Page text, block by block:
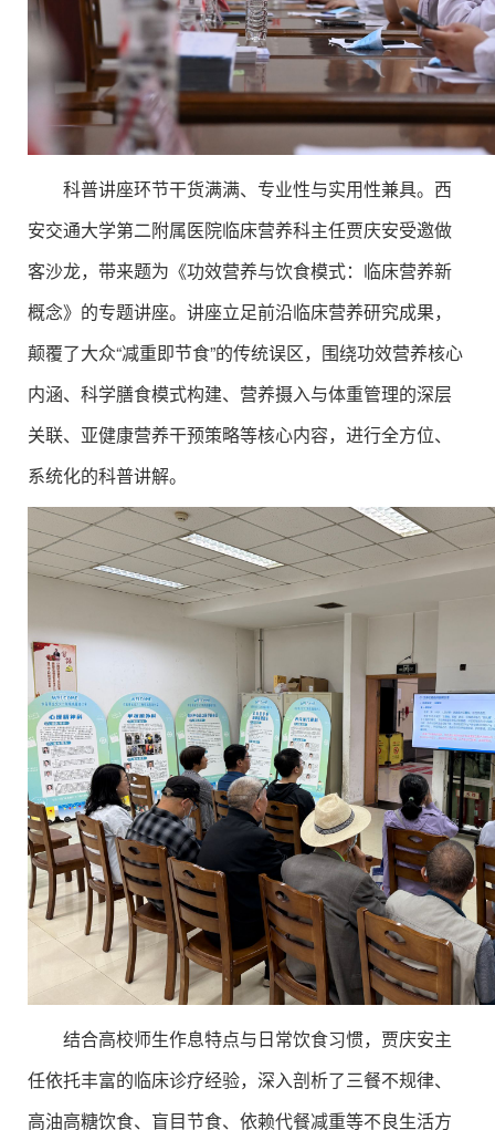
科普讲座环节干货满满、专业性与实用性兼具。西
安交通大学第二附属医院临床营养科主任贾庆安受邀做
客沙龙，带来题为《功效营养与饮食模式：临床营养新
概念》的专题讲座。讲座立足前沿临床营养研究成果，
颠覆了大众“减重即节食”的传统误区，围绕功效营养核心
内涵、科学膳食模式构建、营养摄入与体重管理的深层
关联、亚健康营养干预策略等核心内容，进行全方位、
系统化的科普讲解。
结合高校师生作息特点与日常饮食习惯，贾庆安主
任依托丰富的临床诊疗经验，深入剖析了三餐不规律、
高油高糖饮食、盲目节食、依赖代餐减重等不良生活方